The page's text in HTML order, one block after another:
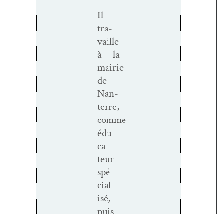
Il
tra­
vaille
à la
mairie
de
Nan­
terre,
comme
édu­
ca­
teur
spé­
cial­
isé,